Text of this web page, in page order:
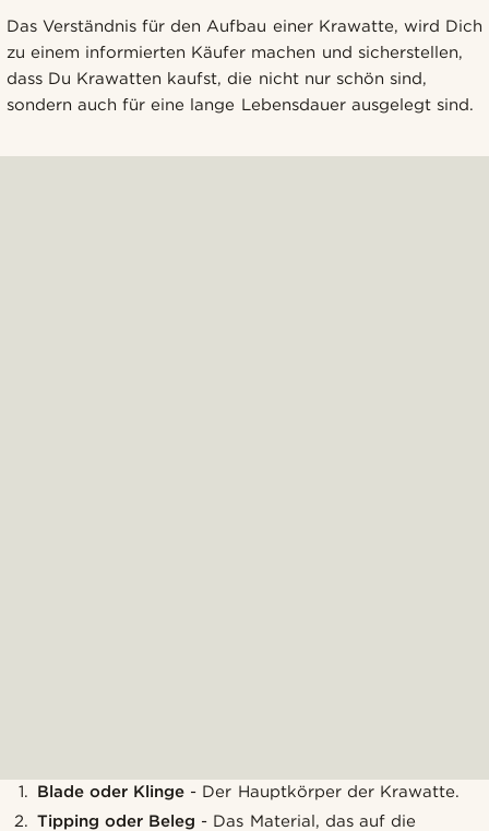
Das Verständnis für den Aufbau einer Krawatte, wird Dich
zu einem informierten Käufer machen und sicherstellen,
dass Du Krawatten kaufst, die nicht nur schön sind,
sondern auch für eine lange Lebensdauer ausgelegt sind.
Blade oder Klinge - Der Hauptkörper der Krawatte.
Tipping oder Beleg - Das Material, das auf die